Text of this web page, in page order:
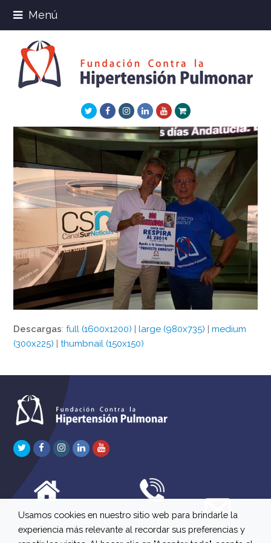
Menú
TwitterFacebookInstagram
LinkedInYoutube
Xing
Descargas:full (1600x1200) |large (980x735) |medium
(300x225) |thumbnail (150x150)
TwitterFacebook
Instagram
LinkedInYoutube
C/ Río Jordán 7 bajo
A 28981 Parla Madrid
647 630 515
661 73 42 04
info@fchp.es
Usamos cookies en nuestro sitio web para brindarle la
experiencia más relevante al recordar sus preferencias y